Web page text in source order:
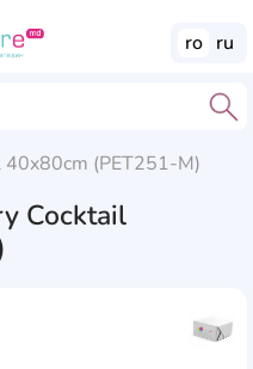
ro ru
40x80cm (PET251-M)
Cocktail